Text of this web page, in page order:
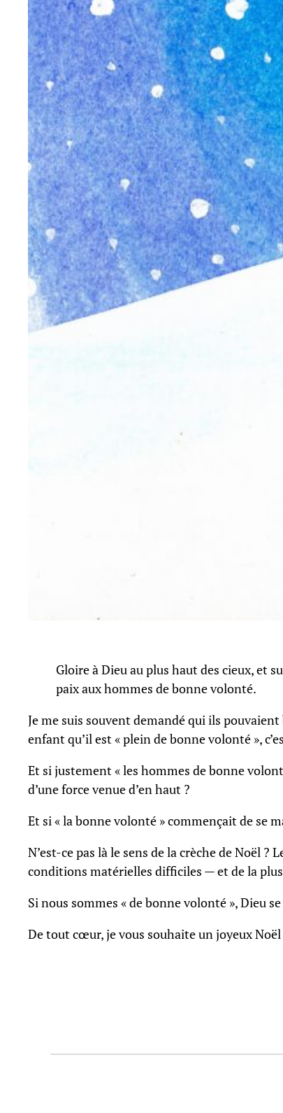
Gloire à Dieu au plus haut des cieux, et
paix aux hommes de bonne volonté.
Je me suis souvent demandé qui ils
enfant qu’il est « plein de bonne volonté »,
Et si justement « les hommes de bonne
d’une force venue d’en haut ?
Et si « la bonne volonté » commençait de se
N’est-ce pas là le sens de la crèche de Noël
conditions matérielles difficiles — et de la
Si nous sommes « de bonne volonté », Dieu
De tout cœur, je vous souhaite un joyeux